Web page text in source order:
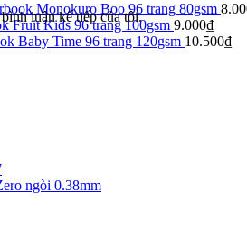
Monokuro Boo 96 trang 80gsm
Fruit Kids 96 trang 100gsm 9.000₫
Baby Time 96 trang 120gsm 10.500₫
ngòi 0.38mm
luận kế tiếp của tôi.